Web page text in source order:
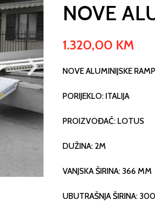
NOVE
1.320,00 KM
NOVE ALUMINIJSKE
PORIJEKLO: ITALIJA
PROIZVOĐAČ: LOTUS
DUŽINA: 2M
VANJSKA ŠIRINA: 366 MM
UBUTRAŠNJA ŠIRINA: